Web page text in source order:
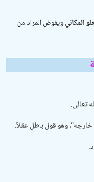
المكانيويفوض المراد من
تعالى.
خارجه"، وهو قول باطل عقلاً.